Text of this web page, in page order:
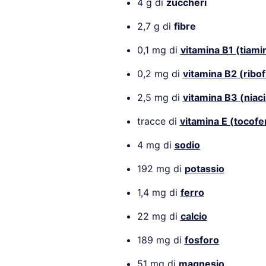
4 g di zuccheri
2,7 g di fibre
0,1 mg di vitamina B1
0,2 mg di vitamina B2
2,5 mg di vitamina B3
tracce di vitamina E
4 mg di sodio
192 mg di potassio
1,4 mg di ferro
22 mg di calcio
189 mg di fosforo
51 mg di magnesio